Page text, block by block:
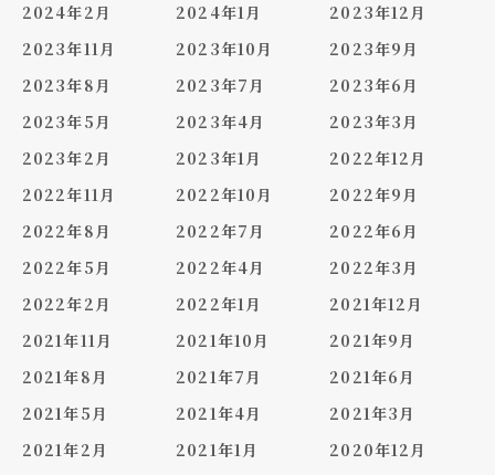
2024年2月
2024年1月
2023年12月
2023年11月
2023年10月
2023年9月
2023年8月
2023年7月
2023年6月
2023年5月
2023年4月
2023年3月
2023年2月
2023年1月
2022年12月
2022年11月
2022年10月
2022年9月
2022年8月
2022年7月
2022年6月
2022年5月
2022年4月
2022年3月
2022年2月
2022年1月
2021年12月
2021年11月
2021年10月
2021年9月
2021年8月
2021年7月
2021年6月
2021年5月
2021年4月
2021年3月
2021年2月
2021年1月 2020年12月